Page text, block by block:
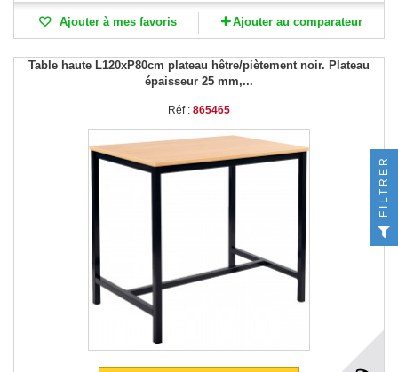
Ajouter à mes favoris Ajouter au comparateur
Table haute L120xP80cm plateau hêtre/piètement noir. Plateau
épaisseur 25 mm,...
Réf : 865465
FILTRER